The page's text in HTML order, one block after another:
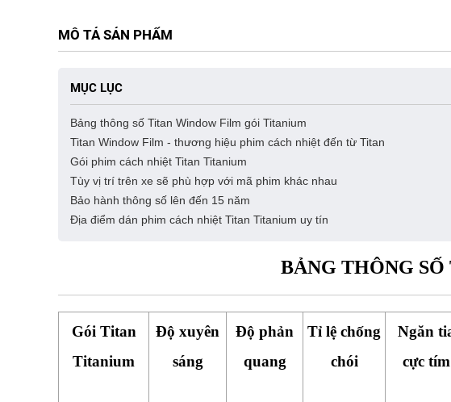
MÔ TẢ SẢN PHẨM
MỤC LỤC
Bảng thông số Titan Window Film gói Titanium
Titan Window Film - thương hiệu phim cách nhiệt đến từ Titan
Gói phim cách nhiệt Titan Titanium
Tùy vị trí trên xe sẽ phù hợp với mã phim khác nhau
Bảo hành thông số lên đến 15 năm
Địa điểm dán phim cách nhiệt Titan Titanium uy tín
BẢNG THÔNG
Gói Titan
Titanium
Độ xuyên
sáng
Độ phản
quang
Tỉ lệ chống
chói
Ngăn
cực tím